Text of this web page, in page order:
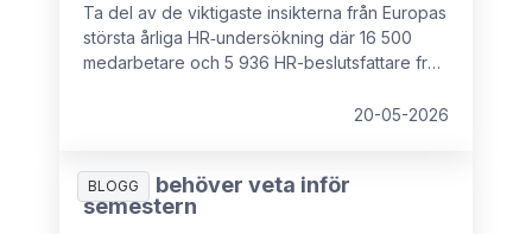
Ta del av de viktigaste insikterna från Europas
största årliga HR‑undersökning där 16 500
medarbetare och 5 936 HR-beslutsfattare från
20-05-2026
BLOGG
Allt du behöver veta inför
semestern